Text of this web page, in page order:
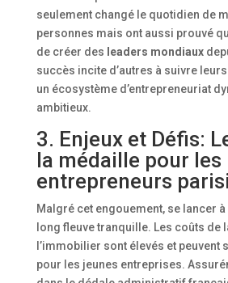
seulement changé le quotidien de
personnes mais ont aussi prouvé
de créer des leaders mondiaux
succès incite d’autres à suivre
un écosystème d’entrepreneuriat
ambitieux.
3. Enjeux et Défis:
la médaille pour les
entrepreneurs
Malgré cet engouement, se lancer à
long fleuve tranquille. Les coûts de
l’immobilier sont élevés et peuvent
pour les jeunes entreprises.